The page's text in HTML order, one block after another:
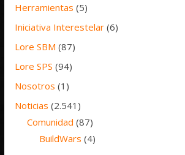
Herramientas (5)
Iniciativa Interestelar (6)
Lore SBM (87)
Lore SPS (94)
Nosotros (1)
Noticias (2.541)
Comunidad (87)
BuildWars (4)